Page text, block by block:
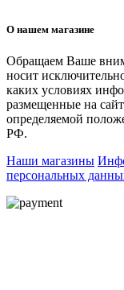
О нашем магазине
Обращаем Ваше
носит
каких условиях
размещенные на
определяемой
РФ.
Наши магазины
персональных